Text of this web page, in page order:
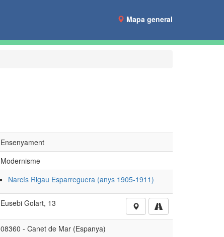
Mapa general
Ensenyament
Modernisme
Narcís Rigau Esparreguera (anys 1905-1911)
Eusebi Golart, 13
08360 - Canet de Mar (Espanya)